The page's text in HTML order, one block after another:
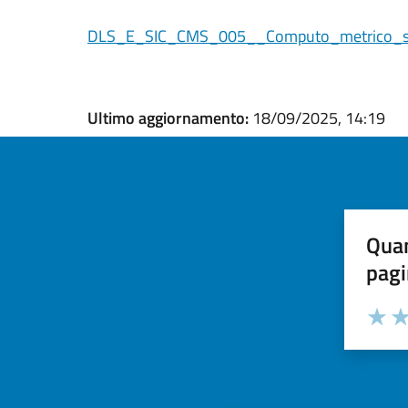
Ultimo aggiornamento: 18/09/2025, 14:19
Valuta